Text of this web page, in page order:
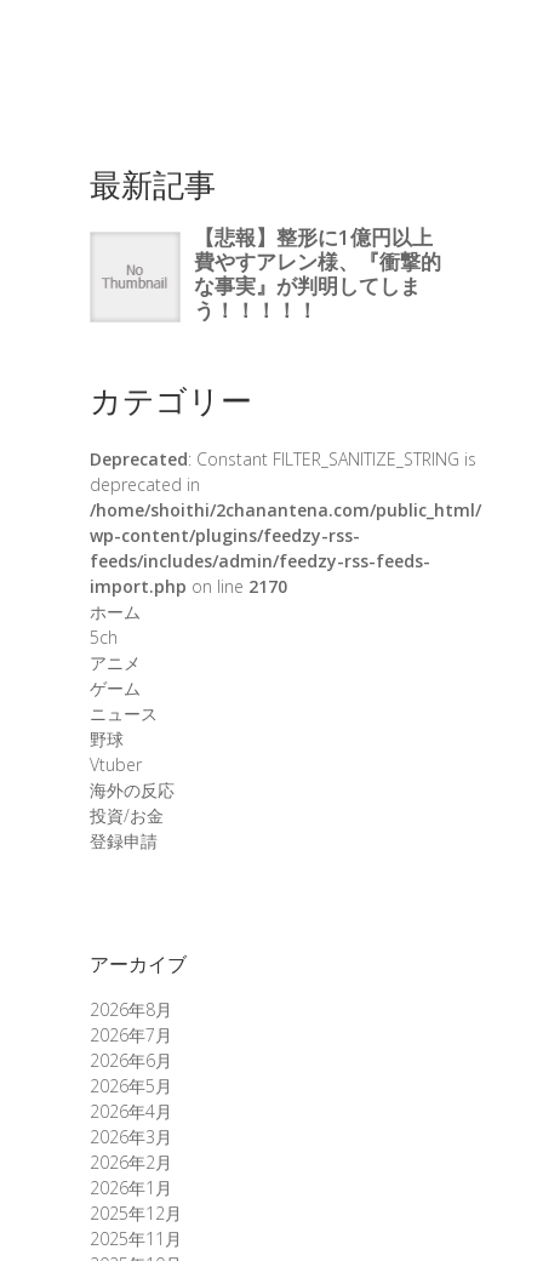
最新記事
カテゴリー
Deprecated: Constant FILTER_SANITIZE_STRING is
deprecated in
/home/shoithi/2chanantena.com/public_html/
wp-content/plugins/feedzy-rss-
feeds/includes/admin/feedzy-rss-feeds-
import.php on line 2170
ホーム
5ch
アニメ
ゲーム
ニュース
野球
Vtuber
海外の反応
投資/お金
登録申請
アーカイブ
2026年8月
2026年7月
2026年6月
2026年5月
2026年4月
2026年3月
2026年2月
2026年1月
2025年12月
2025年11月